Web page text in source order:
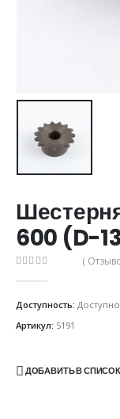
600 (D-
(
Доступность: Доступно
Артикул: 5191
ДОБАВИТЬ В